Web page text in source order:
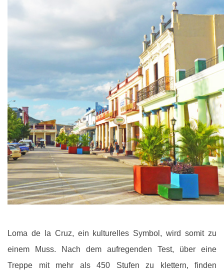
Loma de la Cruz, ein kulturelles Symbol, wird somit zu
einem Muss. Nach dem aufregenden Test, über eine
Treppe mit mehr als 450 Stufen zu klettern, finden